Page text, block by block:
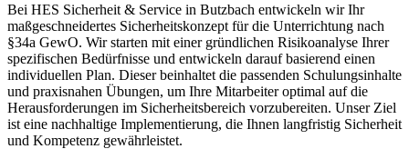
Bei HES Sicherheit & Service in Butzbach entwickeln wir Ihr
maßgeschneidertes Sicherheitskonzept für die Unterrichtung nach
§34a GewO. Wir starten mit einer gründlichen Risikoanalyse Ihrer
spezifischen Bedürfnisse und entwickeln darauf basierend einen
individuellen Plan. Dieser beinhaltet die passenden Schulungsinhalte
und praxisnahen Übungen, um Ihre Mitarbeiter optimal auf die
Herausforderungen im Sicherheitsbereich vorzubereiten. Unser Ziel
ist eine nachhaltige Implementierung, die Ihnen langfristig Sicherheit
und Kompetenz gewährleistet.